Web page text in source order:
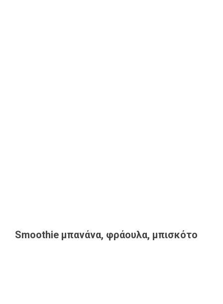
Smoothie μπανάνα, φράουλα, μπισκότο